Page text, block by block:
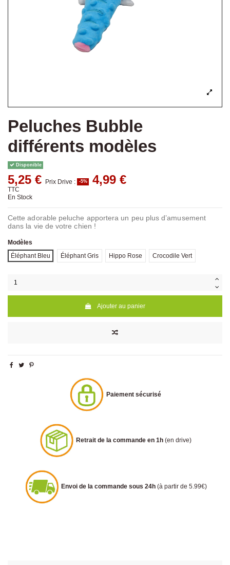
Peluches Bubble
différents modèles
Disponible
5,25 € Prix Drive : -5% 4,99 €
TTC
En Stock
Cette adorable peluche apportera un peu plus d’amusement
dans la vie de votre chien !
Modèles
Éléphant Bleu
Éléphant Gris Hippo Rose Crocodile Vert
Ajouter au panier
Paiement sécurisé
Retrait de la commande en 1h (en drive)
Envoi de la commande sous 24h (à partir de 5.99€)